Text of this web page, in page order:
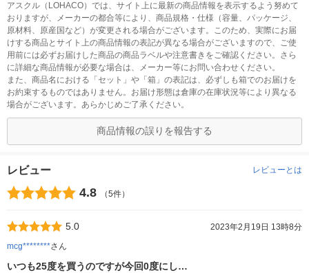
アスクル（LOHACO）では、サイト上に最新の商品情報を表示するよう努めて
おりますが、メーカーの都合等により、商品規格・仕様（容量、パッケージ、
原材料、原産国など）が変更される場合がございます。このため、実際にお届
けする商品とサイト上の商品情報の表記が異なる場合がございますので、ご使
用前には必ずお届けした商品の商品ラベルや注意書きをご確認ください。さら
に詳細な商品情報が必要な場合は、メーカー等にお問い合わせください。
また、商品名における「セット」や「箱」の表記は、必ずしも箱でのお届けを
お約束するものではありません。お届け形態は倉庫の在庫状況等により異なる
場合がございます。あらかじめご了承ください。
商品情報の誤りを報告する
レビュー レビューとは
4.8 （5件）
5.0
2023年2月19日 13時8分
mcg********さん
いつも25度を買うのですが今回0度にし…